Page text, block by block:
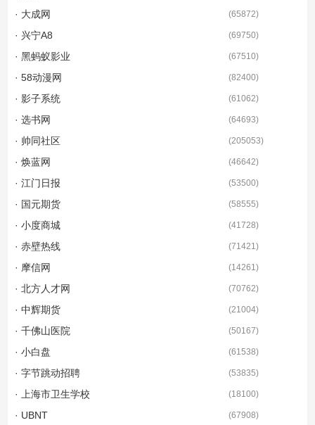
· 大成网 (65872)
· 兴宁A8 (69750)
· 黑蚂蚁影业 (67510)
· 58动漫网 (82400)
· 影子系统 (61062)
· 选书网 (64693)
· 帅同社区 (205053)
· 焕蓝网 (46642)
· 江门日报 (53500)
· 国元期货 (58555)
· 小度商城 (41728)
· 赤壁热线 (71421)
· 摩信网 (14261)
· 北方人才网 (70762)
· 中辉期货 (21004)
· 千佛山医院 (50167)
· 小白盘 (61538)
· 字节跳动招聘 (53835)
· 上海市卫生学校 (18100)
· UBNT (67908)